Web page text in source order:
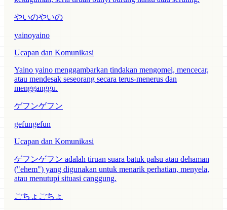
やいのやいの
yainoyaino
Ucapan dan Komunikasi
Yaino yaino menggambarkan tindakan mengomel, mencecar,
atau mendesak seseorang secara terus-menerus dan
mengganggu.
ゲフンゲフン
gefungefun
Ucapan dan Komunikasi
ゲフンゲフン adalah tiruan suara batuk palsu atau dehaman
("ehem") yang digunakan untuk menarik perhatian, menyela,
atau menutupi situasi canggung.
ごちょごちょ